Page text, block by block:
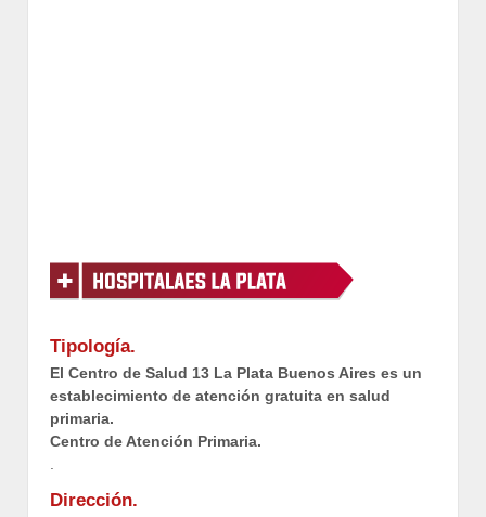
Tipología.
El Centro de Salud 13 La Plata Buenos Aires es un
establecimiento de atención gratuita en salud
primaria.
Centro de Atención Primaria.
Dirección.